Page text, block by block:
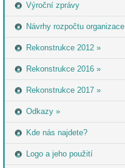
Výroční zprávy
Návrhy rozpočtu organizace
Rekonstrukce 2012 »
Rekonstrukce 2016 »
Rekonstrukce 2017 »
Odkazy »
Kde nás najdete?
Logo a jeho použití